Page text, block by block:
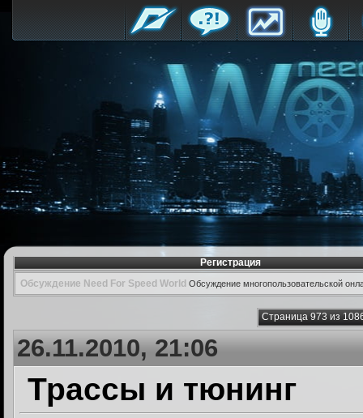
Регистрация
Обсуждение Need For Speed World Обсуждение многопользовательской
Страница 973 из
26.11.2010, 21:06
Трассы и тюнинг